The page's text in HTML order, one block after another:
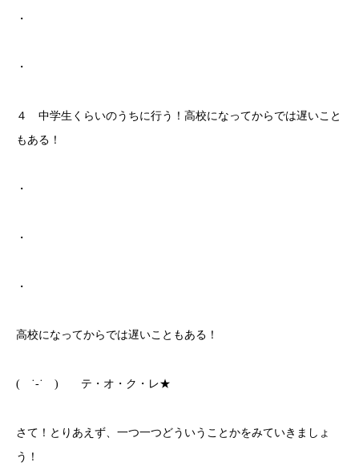
・
・
４ 中学生くらいのうちに行う！高校になってからでは遅いこと
もある！
・
・
・
高校になってからでは遅いこともある！
( ˙-˙ ) テ・オ・ク・レ★
さて！とりあえず、一つ一つどういうことかをみていきましょ
う！